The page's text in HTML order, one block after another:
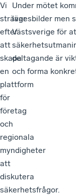
Vi
strävar
efter
att
skapa
en
plattform
för
företag
och
regionala
myndigheter
att
diskutera
säkerhetsfrågor.
Under mötet
lägesbilder men
Västsverige för
deltagande är
och forma